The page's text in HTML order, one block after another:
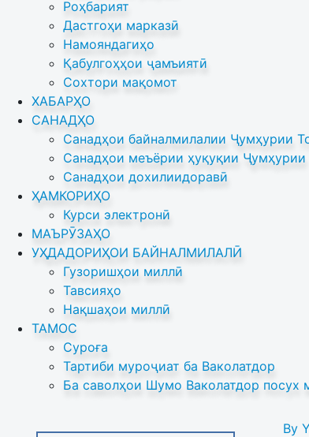
Роҳбарият
Дастгоҳи марказӣ
Намояндагиҳо
Қабулгоҳҳои ҷамъиятӣ
Сохтори мақомот
ХАБАРҲО
САНАДҲО
Санадҳои байналмилалии Ҷумҳурии
Санадҳои меъёрии ҳуқуқии
Санадҳои дохилиидоравӣ
ҲАМКОРИҲО
Курси электронӣ
МАЪРӮЗАҲО
УҲДАДОРИҲОИ БАЙНАЛМИЛАЛӢ
Гузоришҳои миллӣ
Тавсияҳо
Нақшаҳои миллӣ
ТАМОС
Суроға
Тартиби муроҷиат ба Ваколатдор
Ба саволҳои Шумо Ваколатдор посух
By